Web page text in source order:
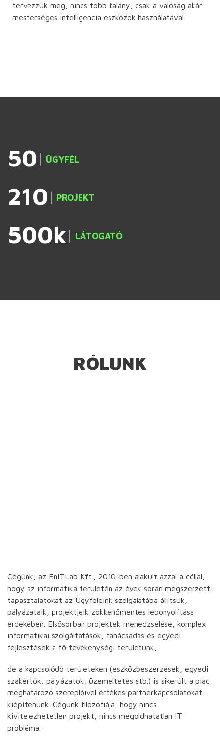
tervezzük meg, nincs több talány, csak a valóság akár
mesterséges intelligencia eszközök használatával.
50 ÜGYFÉL
210 PROJEKT
500 LÁTOGATÓ
RÓLUNK
Cégünk, az EnITLab Kft., 2010-ben alakult azzal a céllal,
hogy az informatika területén az évek során megszerzett
tapasztalatokat az Ügyfeleink szolgálatába állítsuk,
pályázataik, projektjeik zökkenőmentes lebonyolítása
érdekében. Elsősorban projektek menedzselése, komplex
informatikai szolgáltatások, tanácsadás és egyedi
fejlesztések a fő tevékenységi területünk,
de a kapcsolódó területeken (eszközbeszerzések, egyedi
szakértők, pályázatok, üzemeltetés stb.) is sikerült a piac
meghatározó szereplőivel értékes partnerkapcsolatokat
kiépítenünk. Cégünk filozófiája, hogy nincs
kivitelezhetetlen projekt, nincs megoldhatatlan IT
probléma.